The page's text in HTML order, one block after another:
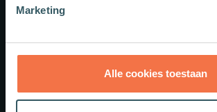
Marketing
Alle cookies toestaan